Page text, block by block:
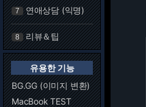
7 연애상담 (익명)
8 리뷰＆팁
유용한 기능
BG.GG (이미지 변환)
MacBook TEST